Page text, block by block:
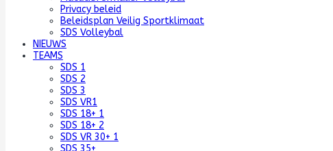
Privacy beleid
Beleidsplan Veilig Sportklimaat
SDS Volleybal
NIEUWS
TEAMS
SDS 1
SDS 2
SDS 3
SDS VR1
SDS 18+ 1
SDS 18+ 2
SDS VR 30+ 1
SDS 35+